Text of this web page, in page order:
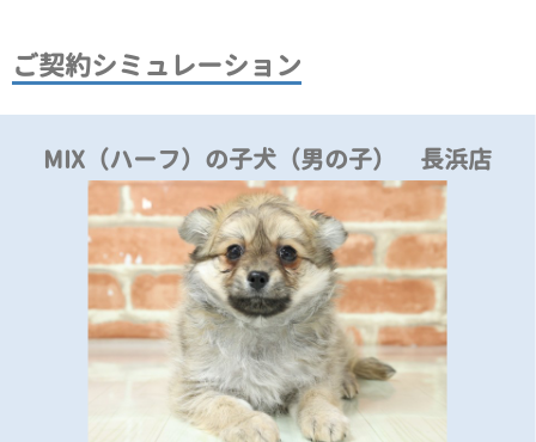
ご契約シミュレーション
MIX（ハーフ）の子犬（男の子） 長浜店